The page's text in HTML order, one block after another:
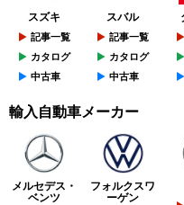
スズキ
記事一覧
カタログ
中古車
スバル
記事一覧
カタログ
中古車
輸入自動車メーカー
メルセデス・
ベンツ
フォルクスワ
ーゲン